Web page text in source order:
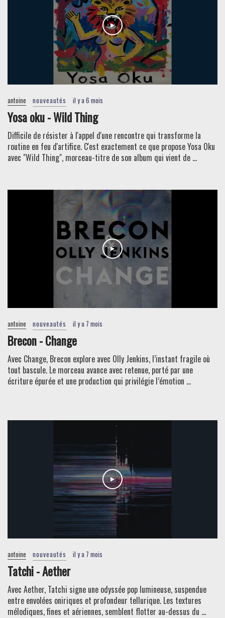
antoine nouveautés il y a 6 mois
Yosa oku - Wild Thing
Difficile de résister à l'appel d'une rencontre qui transforme la
routine en feu d'artifice. C'est exactement ce que propose Yosa Oku
avec "Wild Thing", morceau-titre de son album qui vient de ...
antoine nouveautés il y a 7 mois
Brecon - Change
Avec Change, Brecon explore avec Olly Jenkins, l’instant fragile où
tout bascule. Le morceau avance avec retenue, porté par une
écriture épurée et une production qui privilégie l’émotion ...
antoine nouveautés il y a 7 mois
Tatchi - Aether
Avec Aether, Tatchi signe une odyssée pop lumineuse, suspendue
entre envolées oniriques et profondeur tellurique. Les textures
mélodiques, fines et aériennes, semblent flotter au-dessus du ...